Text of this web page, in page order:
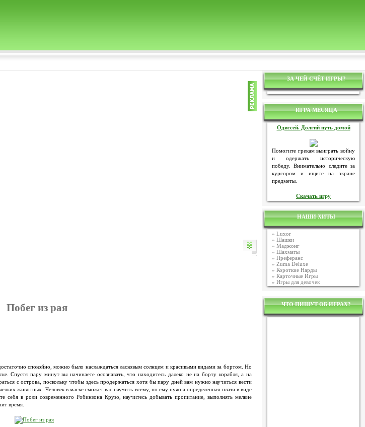
Побег из рая
спокойно, можно было наслаждаться ласковым солнцем и красивыми видами за бортом. Но
Спустя пару минут вы начинаете осознавать, что находитесь далеко не на борту корабля, а на
с острова, поскольку чтобы здесь продержаться хотя бы пару дней вам нужно научиться вести
животных. Человек в маске сможет вас научить всему, но ему нужна определенная плата в виде
в роли современного Робинзона Крузо, научитесь добывать пропитание, выполнять мелкие
время.
ЗА ЧЕЙ СЧЁТ ИГРЫ?
ИГРА МЕСЯЦА
Одиссей. Долгий путь домой
Помогите грекам выиграть войну
и одержать историческую
победу. Внимательно следите за
курсором и ищите на экране
предметы.
Скачать игру
НАШИ ХИТЫ
» Luxor
» Шашки
» Маджонг
» Шахматы
» Преферанс
» Zuma Deluxe
» Короткие Нарды
» Карточные Игры
» Игры для девочек
ЧТО ПИШУТ ОБ ИГРАХ?